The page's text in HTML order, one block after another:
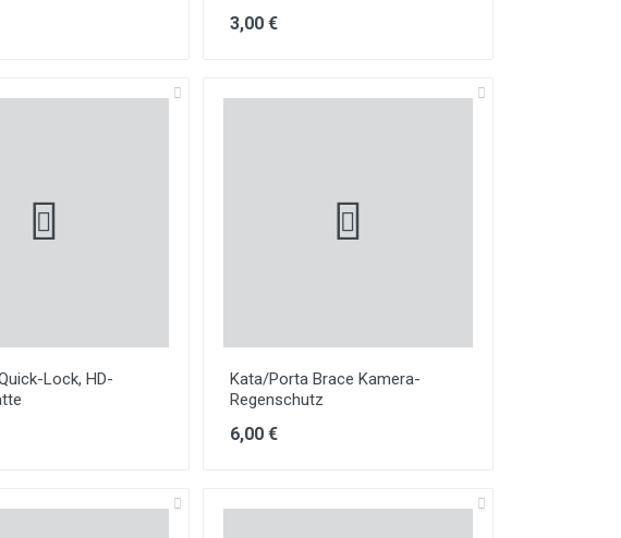
3,00 €
Lock, HD-
Kata/Porta Brace Kamera-
Regenschutz
6,00 €